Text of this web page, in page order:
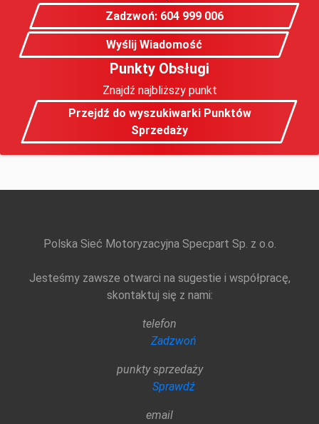
Zadzwoń: 604 999 006
Wyślij Wiadomość
Punkty Obsługi
Znajdź najbliższy punkt
Przejdź do wyszukiwarki Punktów
Sprzedaży
Polska Sieć Motoryzacyjna Specpart Sp. z o.o.
Jesteśmy zawsze otwarci na sugestie i współpracę,
skontaktuj się z nami:
telefon
Zadzwoń
punkty sprzedaży
Sprawdź
email